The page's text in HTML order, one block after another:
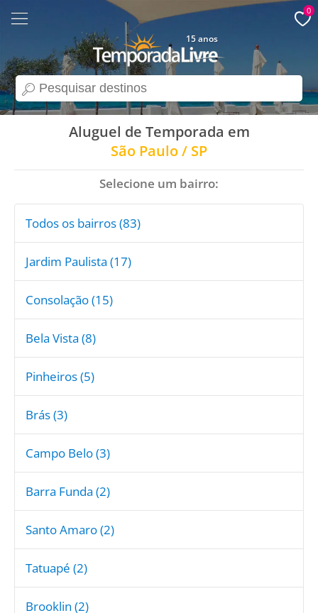
search
15 anos
0
Aluguel de Temporada em
São Paulo / SP
Selecione um bairro:
Todos os bairros (83)
Jardim Paulista (17)
Consolação (15)
Bela Vista (8)
Pinheiros (5)
Brás (3)
Campo Belo (3)
Barra Funda (2)
Santo Amaro (2)
Tatuapé (2)
Brooklin (2)